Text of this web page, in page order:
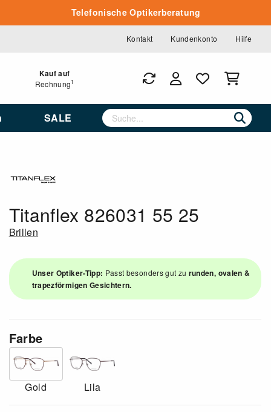
Telefonische Optikerberatung
Kontakt Kundenkonto Hilfe
Kauf auf
Rechnung1
SALE
Titanflex 826031 55 25
Brillen
Unser Optiker-Tipp: Passt besonders gut zu runden, ovalen &
trapezförmigen Gesichtern.
Farbe
Gold Lila